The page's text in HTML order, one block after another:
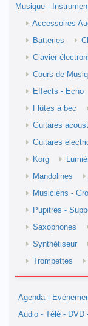
Musique -
Accessoires
Batteries
Clavier
Cours de
Effects - Echo
Flûtes à bec
Guitares
Guitares
Korg
Mandolines
Musiciens -
Pupitres -
Saxophones
Synthétiseur
Trompettes
Agenda -
Audio - Télé - DVD